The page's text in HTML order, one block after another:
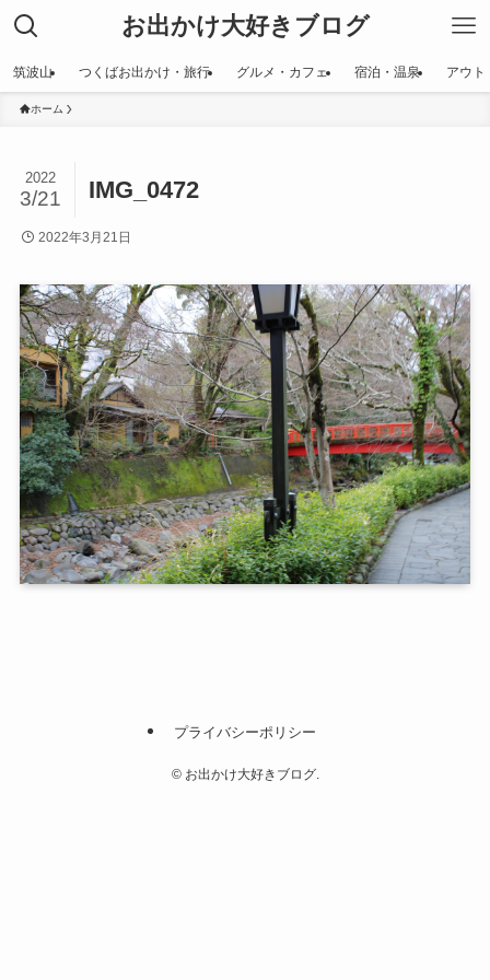
お出かけ大好きブログ
筑波山 つくばお出かけ・旅行 グルメ・カフェ 宿泊・温泉 アウト
ホーム
IMG_0472
2022
3/21
2022年3月21日
プライバシーポリシー
©お出かけ大好きブログ.